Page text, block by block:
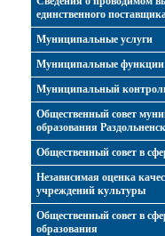
единственного
Муниципальные услуги
Муниципальные функции
Муниципальный
Общественный совет
образования
Общественный совет в
Независимая оценка
учреждений культуры
Общественный совет в
образования